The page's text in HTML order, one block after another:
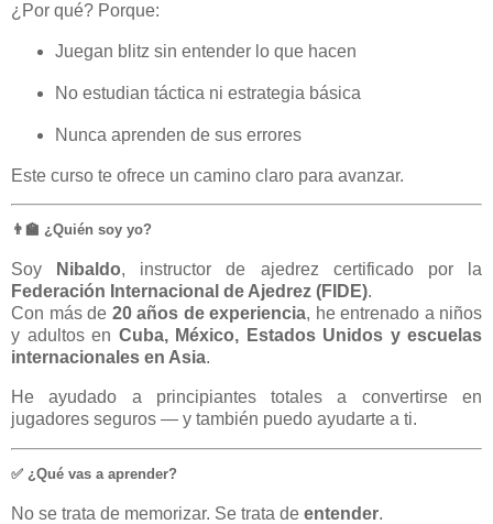
¿Por qué? Porque:
Juegan blitz sin entender lo que hacen
No estudian táctica ni estrategia básica
Nunca aprenden de sus errores
Este curso te ofrece un camino claro para avanzar.
👨‍🏫 ¿Quién soy yo?
Soy Nibaldo, instructor de ajedrez certificado por la
Federación Internacional de Ajedrez (FIDE).
Con más de 20 años de experiencia, he entrenado a niños
y adultos en Cuba, México, Estados Unidos y escuelas
internacionales en Asia.
He ayudado a principiantes totales a convertirse en
jugadores seguros — y también puedo ayudarte a ti.
✅ ¿Qué vas a aprender?
No se trata de memorizar. Se trata de entender.